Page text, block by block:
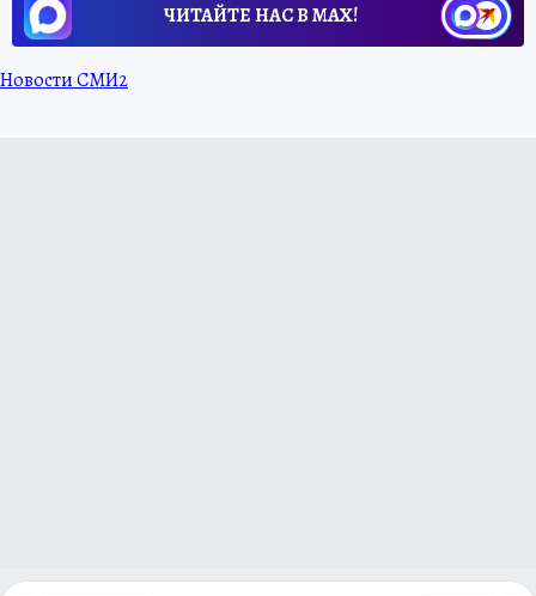
ЧИТАЙТЕ НАС В МАХ!
Новости СМИ2